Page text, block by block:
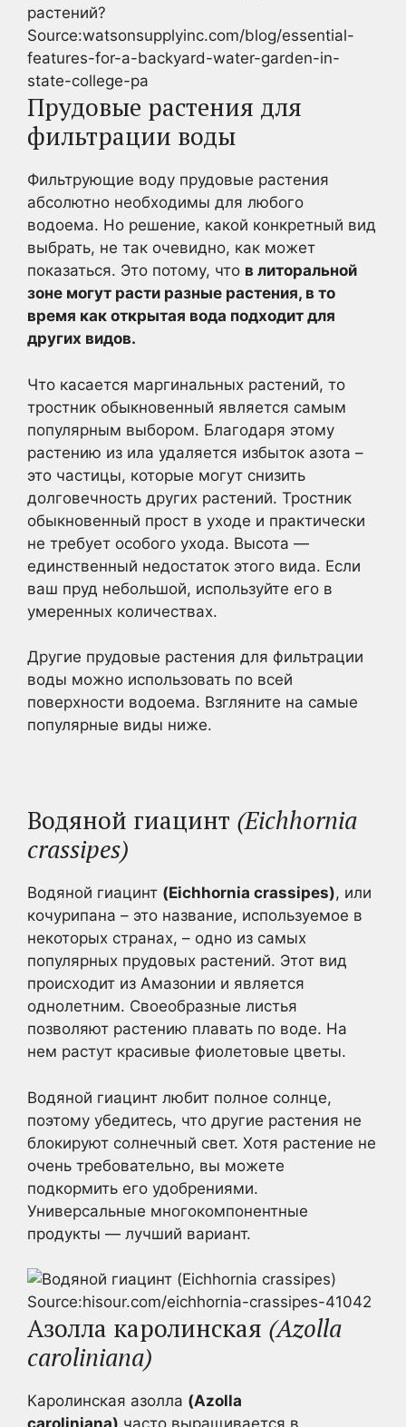
Source:watsonsupplyinc.com/blog/essential-
features-for-a-backyard-water-garden-in-
state-college-pa
Прудовые растения для
фильтрации воды
Фильтрующие воду прудовые растения
абсолютно необходимы для любого
водоема. Но решение, какой конкретный вид
выбрать, не так очевидно, как может
показаться. Это потому, что в литоральной
зоне могут расти разные растения, в то
время как открытая вода подходит для
других видов.
Что касается маргинальных растений, то
тростник обыкновенный является самым
популярным выбором. Благодаря этому
растению из ила удаляется избыток азота –
это частицы, которые могут снизить
долговечность других растений. Тростник
обыкновенный прост в уходе и практически
не требует особого ухода. Высота —
единственный недостаток этого вида. Если
ваш пруд небольшой, используйте его в
умеренных количествах.
Другие прудовые растения для фильтрации
воды можно использовать по всей
поверхности водоема. Взгляните на самые
популярные виды ниже.
Водяной гиацинт (Eichhornia
crassipes)
Водяной гиацинт (Eichhornia crassipes), или
кочурипана – это название, используемое в
некоторых странах, – одно из самых
популярных прудовых растений. Этот вид
происходит из Амазонии и является
однолетним. Своеобразные листья
позволяют растению плавать по воде. На
нем растут красивые фиолетовые цветы.
Водяной гиацинт любит полное солнце,
поэтому убедитесь, что другие растения не
блокируют солнечный свет. Хотя растение не
очень требовательно, вы можете
подкормить его удобрениями.
Универсальные многокомпонентные
продукты — лучший вариант.
Source:hisour.com/eichhornia-crassipes-41042
Азолла каролинская (Azolla
caroliniana)
Каролинская азолла (Azolla
caroliniana) часто выращивается в